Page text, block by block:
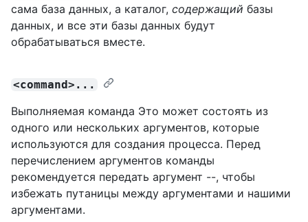
сама база данных, а каталог, содержащий базы
данных, и все эти базы данных будут
обрабатываться вместе.
<command>...
Выполняемая команда Это может состоять из
одного или нескольких аргументов, которые
используются для создания процесса. Перед
перечислением аргументов команды
рекомендуется передать аргумент --, чтобы
избежать путаницы между аргументами и нашими
аргументами.